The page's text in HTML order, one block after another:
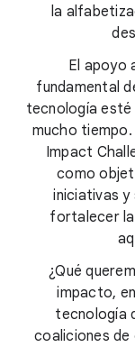
la
El apoyo
fundamental
tecnología esté
mucho
Impact
como
iniciativas
fortalecer la
¿Qué
impacto,
tecnología
coaliciones de